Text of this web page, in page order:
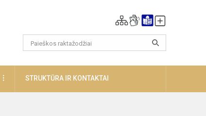
DAUGIAUSTRUKTŪRA IR KONTAKTAI